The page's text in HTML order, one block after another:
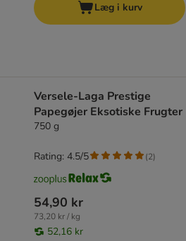
Læg i kurv
Versele-Laga Prestige
Papegøjer Eksotiske Frugter
750 g
54,90 kr
73,20 kr / kg
52,16 kr
Rating: 4.5/5 (2)